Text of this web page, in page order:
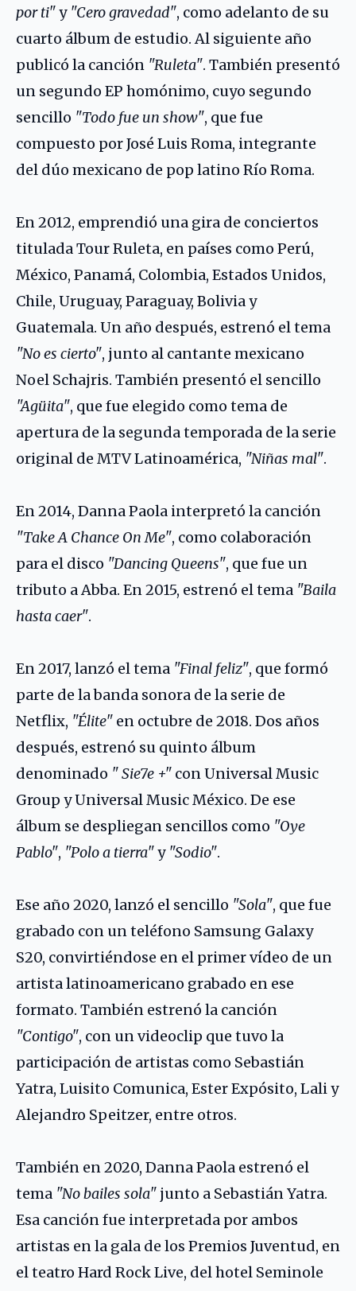
por ti"y "Cero gravedad", como adelanto de su
cuarto álbum de estudio. Al siguiente año
publicó la canción "Ruleta". También presentó
un segundo EP homónimo, cuyo segundo
sencillo "Todo fue un show", que fue
compuesto por José Luis Roma, integrante
del dúo mexicano de pop latino Río Roma.
En 2012, emprendió una gira de conciertos
titulada Tour Ruleta, en países como Perú,
México, Panamá, Colombia, Estados Unidos,
Chile, Uruguay, Paraguay, Bolivia y
Guatemala. Un año después, estrenó el tema
"No es cierto", junto al cantante mexicano
Noel Schajris. También presentó el sencillo
"Agüita", que fue elegido como tema de
apertura de la segunda temporada de la serie
original de MTV Latinoamérica, "Niñas mal".
En 2014, Danna Paola interpretó la canción
"Take A Chance On Me", como colaboración
para el disco "Dancing Queens", que fue un
tributo aAbba. En 2015, estrenó el tema "Baila
hasta caer".
En 2017, lanzó el tema "Final feliz", que formó
parte de la banda sonora de la serie de
Netflix, "Élite" en octubre de 2018. Dos años
después, estrenó su quinto álbum
denominado " Sie7e +" con Universal Music
Group y Universal Music México. De ese
álbum se despliegan sencillos como "Oye
Pablo", "Polo a tierra"y "Sodio".
Ese año 2020, lanzó el sencillo "Sola", que fue
grabado con un teléfono Samsung Galaxy
S20, convirtiéndose en el primer vídeo de un
artista latinoamericano grabado en ese
formato. También estrenó la canción
"Contigo", con un videoclip que tuvo la
participación de artistas como Sebastián
Yatra, Luisito Comunica, Ester Expósito, Laliy
Alejandro Speitzer, entre otros.
También en 2020, Danna Paola estrenó el
tema "No bailes sola" junto a Sebastián Yatra.
Esa canción fue interpretada por ambos
artistas en la gala de los Premios Juventud, en
el teatro Hard Rock Live, del hotel Seminole